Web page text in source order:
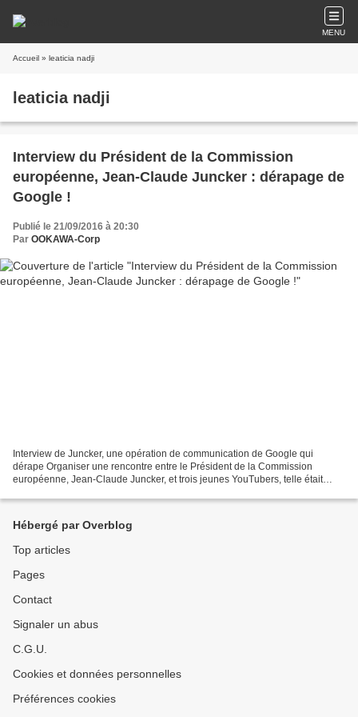
MENU
Accueil » leaticia nadji
leaticia nadji
Interview du Président de la Commission
européenne, Jean-Claude Juncker : dérapage de
Google !
Publié le 21/09/2016 à 20:30
Par OOKAWA-Corp
Interview de Juncker, une opération de communication de Google qui
dérape Organiser une rencontre entre le Président de la Commission
européenne, Jean-Claude Juncker, et trois jeunes YouTubers, telle était
Hébergé par Overblog
Top articles
Pages
Contact
Signaler un abus
C.G.U.
Cookies et données personnelles
Préférences cookies